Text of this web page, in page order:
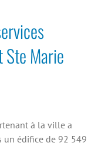
Ste Marie
à la ville a
un édifice de 92 549